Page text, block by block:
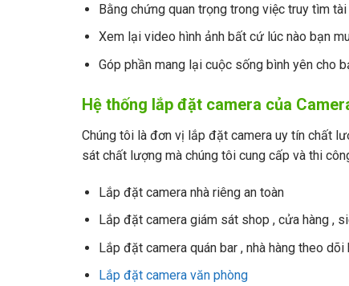
Bằng chứng quan trọng trong việc truy tìm
Xem lại video hình ảnh bất cứ lúc nào bạn
Góp phần mang lại cuộc sống bình yên cho
Hệ thống lắp đặt camera của
Chúng tôi là đơn vị lắp đặt camera uy tín chất
sát chất lượng mà chúng tôi cung cấp và thi
Lắp đặt camera nhà riêng an toàn
Lắp đặt camera giám sát shop , cửa hàng ,
Lắp đặt camera quán bar , nhà hàng theo
Lắp đặt camera văn phòng